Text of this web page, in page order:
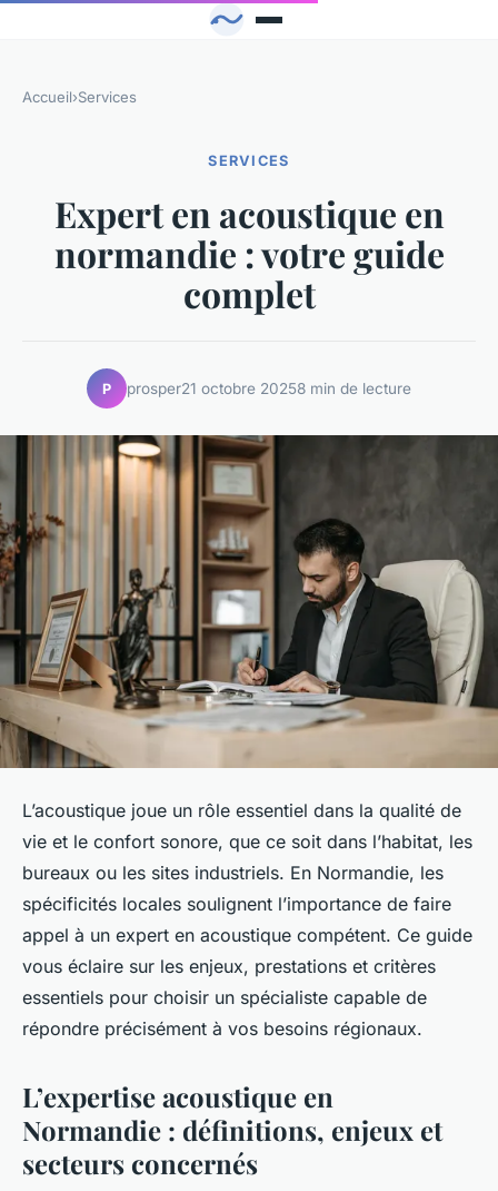
Accueil›Services
SERVICES
Expert en acoustique en
normandie : votre guide
complet
P prosper21 octobre 20258 min de lecture
L’acoustique joue un rôle essentiel dans la qualité de
vie et le confort sonore, que ce soit dans l’habitat, les
bureaux ou les sites industriels. En Normandie, les
spécificités locales soulignent l’importance de faire
appel à un expert en acoustique compétent. Ce guide
vous éclaire sur les enjeux, prestations et critères
essentiels pour choisir un spécialiste capable de
répondre précisément à vos besoins régionaux.
L’expertise acoustique en
Normandie : définitions, enjeux et
secteurs concernés